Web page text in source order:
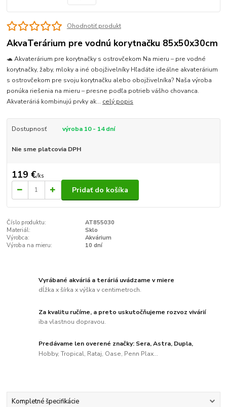
Ohodnotiť produkt
AkvaTerárium pre vodnú korytnačku 85x50x30cm
🐢 Akvaterárium pre korytnačky s ostrovčekom Na mieru – pre vodné
korytnačky, žaby, mloky a iné obojživelníky Hľadáte ideálne akvaterárium
s ostrovčekom pre svoju korytnačku alebo obojživelníka? Naša výroba
ponúka riešenia na mieru – presne podľa potrieb vášho chovanca.
Akvateráriá kombinujú prvky ak... celý popis
Dostupnosť výroba 10 - 14 dní
Nie sme platcovia DPH
119 €/ks
Pridať do košíka
Číslo produktu:
AT855030
Materiál:
Sklo
Výrobca:
Akvárium
Výroba na mieru:
10 dní
Vyrábané akváriá a teráriá uvádzame v miere
dĺžka x šírka x výška v centimetroch.
Za kvalitu ručíme, a preto uskutočňujeme rozvoz vivárií
iba vlastnou dopravou.
Predávame len overené značky: Sera, Astra, Dupla,
Hobby, Tropical, Rataj, Oase, Penn Plax...
Kompletné špecifikácie